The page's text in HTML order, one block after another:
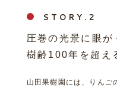
STORY.
圧巻の光景に眼が
樹齢100年を超え
山田果樹園には、りんご